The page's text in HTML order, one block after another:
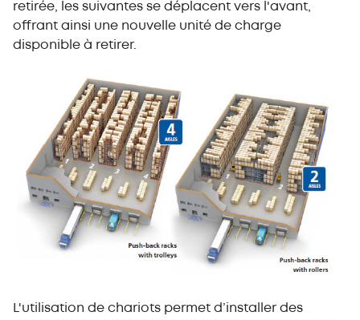
retirée, les suivantes se déplacent vers l'avant,
offrant ainsi une nouvelle unité de charge
disponible à retirer.
L'utilisation de chariots permet d’installer des